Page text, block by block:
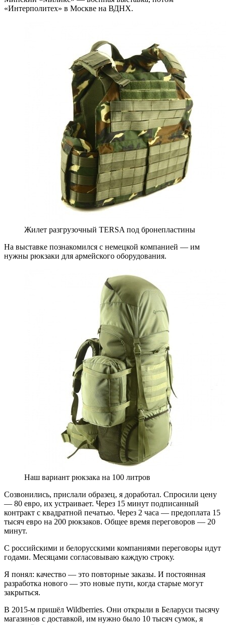
«Интерполитех» в Москве на ВДНХ.
Жилет разгрузочный TERSA под бронепластины
На выставке познакомился с немецкой компанией — им
нужны рюкзаки для армейского оборудования.
Наш вариант рюкзака на 100 литров
Созвонились, прислали образец, я доработал. Спросили цену
— 80 евро, их устраивает. Через 15 минут подписанный
контракт с квадратной печатью. Через 2 часа — предоплата 15
тысяч евро на 200 рюкзаков. Общее время переговоров — 20
минут.
С российскими и белорусскими компаниями переговоры идут
годами. Месяцами согласовываю каждую строку.
Я понял: качество — это повторные заказы. И постоянная
разработка нового — это новые пути, когда старые могут
закрыться.
В 2015-м пришёл Wildberries. Они открыли в Беларуси тысячу
магазинов с доставкой, им нужно было 10 тысяч сумок, я